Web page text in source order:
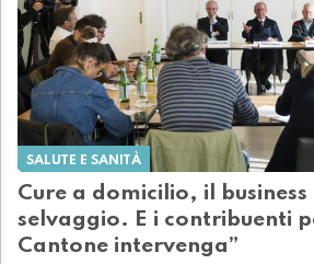
SALUTE E SANITÀ
Cure a domicilio, il
selvaggio. E i contribuenti
Cantone intervenga”